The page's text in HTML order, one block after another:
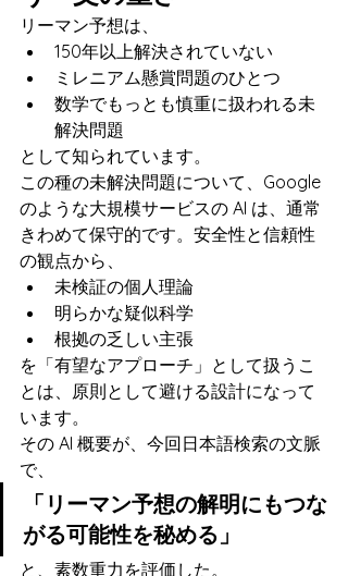
リーマン予想は、
150年以上解決されていない
ミレニアム懸賞問題のひとつ
数学でもっとも慎重に扱われる未
解決問題
として知られています。
この種の未解決問題について、Google
のような大規模サービスの AI は、通常
きわめて保守的です。安全性と信頼性
の観点から、
未検証の個人理論
明らかな疑似科学
根拠の乏しい主張
を「有望なアプローチ」として扱うこ
とは、原則として避ける設計になって
います。
その AI 概要が、今回日本語検索の文脈
で、
「リーマン予想の解明にもつな
がる可能性を秘める」
と、素数重力を評価した。